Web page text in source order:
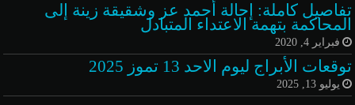
تفاصيل كاملة: إحالة أحمد عز وشقيقة زينة إلى
المحاكمة بتهمة الاعتداء المتبادل
فبراير 4, 2020
توقعات الأبراج ليوم الاحد 13 تموز 2025
يوليو 13, 2025